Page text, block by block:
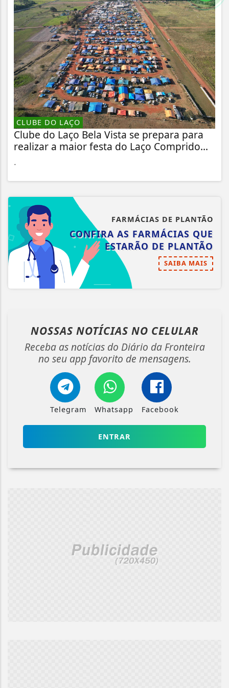
CLUBE DO LAÇO
Clube do Laço Bela Vista se prepara para
realizar a maior festa do Laço Comprido...
.
FARMÁCIAS DE PLANTÃO
CONFIRA AS FARMÁCIAS QUE
ESTARÃO DE PLANTÃO
SAIBA MAIS
NOSSAS NOTÍCIAS NO CELULAR
Receba as notícias do Diário da Fronteira
no seu app favorito de mensagens.
Telegram Whatsapp Facebook
ENTRAR